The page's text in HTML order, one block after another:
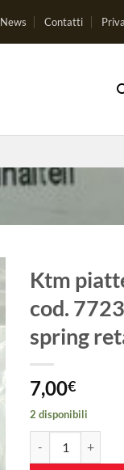
News Contatti
Ktm
cod.
spring
7,00€
2 disponibili